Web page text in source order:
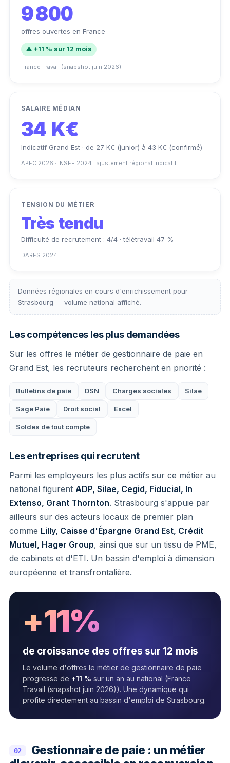
9 800
offres ouvertes en France
▲ +11 % sur 12 mois
France Travail (snapshot juin 2026)
SALAIRE MÉDIAN
34 K€
Indicatif Grand Est · de 27 K€ (junior) à 43 K€ (confirmé)
APEC 2026 · INSEE 2024 · ajustement régional indicatif
TENSION DU MÉTIER
Très tendu
Difficulté de recrutement : 4/4 · télétravail 47 %
DARES 2024
Données régionales en cours d'enrichissement pour
Strasbourg — volume national affiché.
Les compétences les plus demandées
Sur les offres le métier de gestionnaire de paie en
Grand Est, les recruteurs recherchent en priorité :
Bulletins de paie DSN Charges sociales Silae
Sage Paie Droit social Excel
Soldes de tout compte
Les entreprises qui recrutent
Parmi les employeurs les plus actifs sur ce métier au
national figurent ADP, Silae, Cegid, Fiducial, In
Extenso, Grant Thornton. Strasbourg s'appuie par
ailleurs sur des acteurs locaux de premier plan
comme Lilly, Caisse d'Épargne Grand Est, Crédit
Mutuel, Hager Group, ainsi que sur un tissu de PME,
de cabinets et d'ETI. Un bassin d'emploi à dimension
européenne et transfrontalière.
+11%
de croissance des offres sur 12 mois
Le volume d'offres le métier de gestionnaire de paie
progresse de +11 % sur un an au national (France
Travail (snapshot juin 2026)). Une dynamique qui
profite directement au bassin d'emploi de Strasbourg.
02
Gestionnaire de paie : un métier